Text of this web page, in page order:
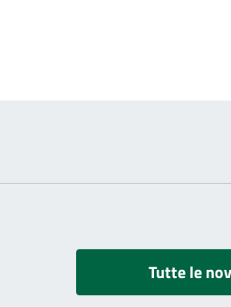
Tutte le